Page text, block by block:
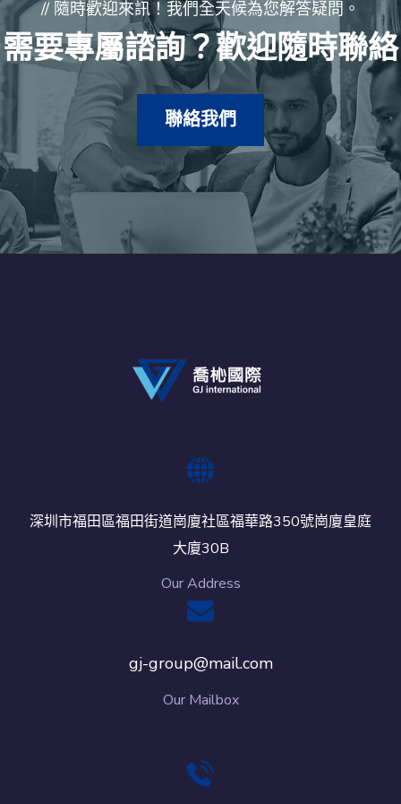
// 隨時歡迎來訊！我們全天候為您解答疑問。
需要專屬諮詢？歡迎隨時聯絡
聯絡我們
深圳市福田區福田街道崗廈社區福華路350號崗廈皇庭
大廈30B
Our Address
gj-group@mail.com
Our Mailbox